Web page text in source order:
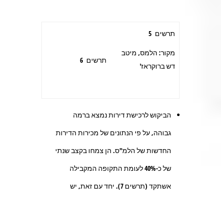
תרשים 5
מקור: הלמס, מיטב
דש ברוקראז'
תרשים 6
הביקוש לרכישת דירות נמצא ברמה
גבוהה, על פי הנתונים של מכירות הדירות
החדשות של הלמ"ס. הן צמחו בקצב שנתי
של כ-40% לעומת התקופה המקבילה
אשתקד (תרשים 7). יחד עם זאת, יש